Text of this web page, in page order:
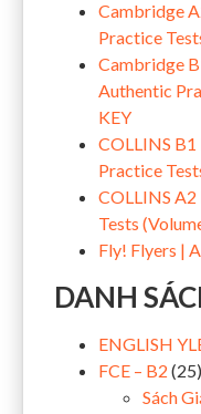
Cambridge
Practice
Cambridge
Authentic
KEY
COLLINS
Practice
COLLINS
Tests
Fly! Flyers |
DANH
ENGLISH
FCE – B2 (25)
Sách